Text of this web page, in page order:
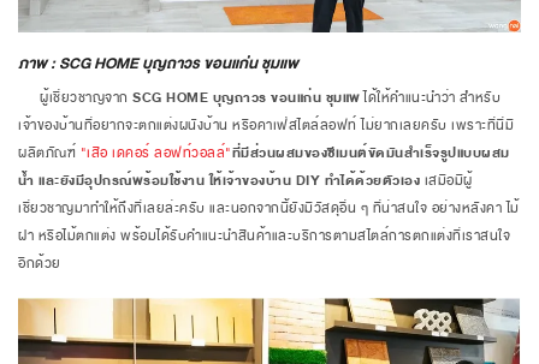
ภาพ : SCG HOME บุญถาวร ขอนแก่น ชุมแพ
ผู้เชี่ยวชาญจาก SCG HOME บุญถาวร ขอนแก่น ชุมแพได้ให้คำแนะนำว่า สำหรับ
เจ้าของบ้านที่อยากจะตกแต่งผนังบ้าน หรือคาเฟ่สไตล์ลอฟท์ ไม่ยากเลยครับ เพราะที่นี่มี
ผลิตภัณฑ์ "เสือ เดคอร์ ลอฟท์วอลล์"ที่มีส่วนผสมของซีเมนต์ขัดมันสำเร็จรูปแบบผสม
น้ำ และยังมีอุปกรณ์พร้อมใช้งาน ให้เจ้าของบ้าน DIY ทำได้ด้วยตัวเอง เสมือมีผู้
เชี่ยวชาญมาทำให้ถึงที่เลยล่ะครับ และนอกจากนี้ยังมีวัสดุอื่น ๆ ที่น่าสนใจ อย่างหลังคา ไม้
ฝา หรือไม้ตกแต่ง พร้อมได้รับคำแนะนำสินค้าและบริการตามสไตล์การตกแต่งที่เราสนใจ
อีกด้วย